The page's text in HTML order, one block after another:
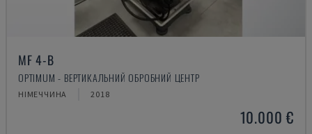
MF 4-B
OPTIMUM - ВЕРТИКАЛЬНИЙ ОБРОБНИЙ ЦЕНТР
НІМЕЧЧИНА 2018
10.000 €